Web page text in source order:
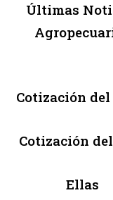
Últimas
Cotización
Cotización
Ellas